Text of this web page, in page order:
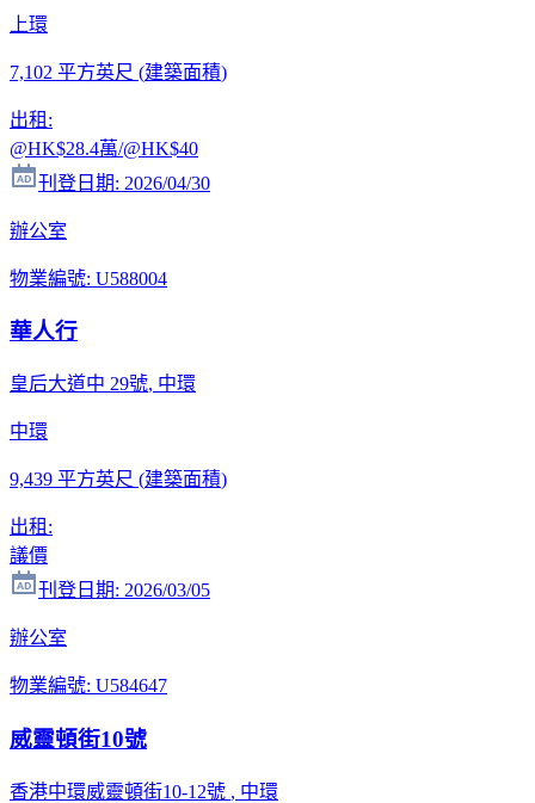
上環
7,102 平方英尺 (建築面積)
出租 :
@HK$28.4萬/@HK$40
刊登日期: 2026/04/30
辦公室
物業編號: U588004
華人行
皇后大道中 29號, 中環
中環
9,439 平方英尺 (建築面積)
出租 :
議價
刊登日期: 2026/03/05
辦公室
物業編號: U584647
威靈頓街10號
香港中環威靈頓街10-12號 , 中環